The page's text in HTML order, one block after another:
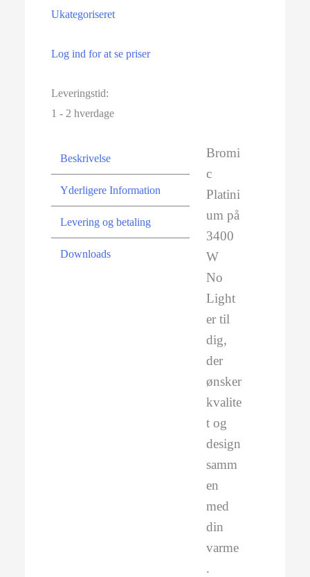
Ukategoriseret
Log ind for at se priser
Leveringstid:
1 - 2 hverdage
Beskrivelse
Yderligere Information
Levering og betaling
Downloads
Bromi
c
Platini
um på
3400
W
No
Light
er til
dig,
der
ønsker
kvalite
t og
design
samm
en
med
din
varme
.